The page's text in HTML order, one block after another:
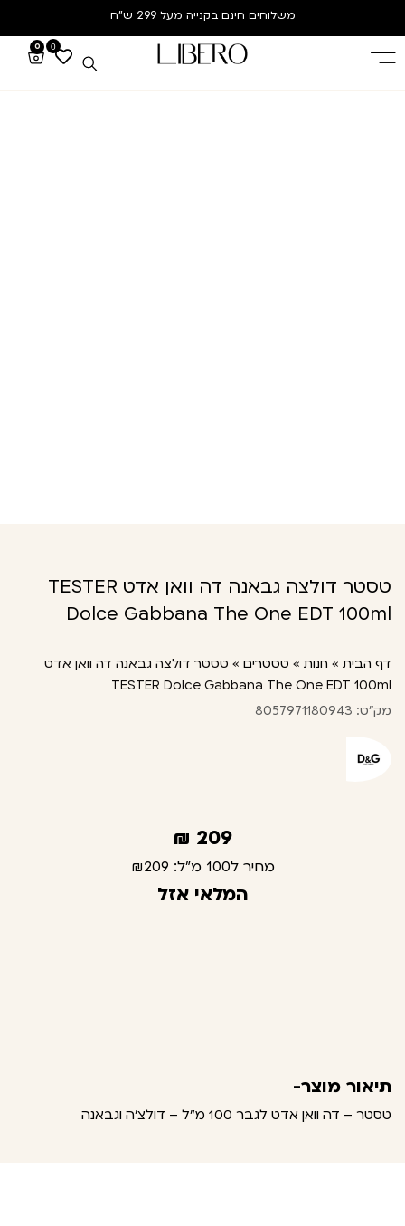
משלוחים חינם בקנייה מעל 299 ש”ח
0
0
טסטר דולצה גבאנה דה וואן אדט TESTER
Dolce Gabbana The One EDT 100ml
דף הבית » חנות » טסטרים » טסטר דולצה גבאנה דה וואן אדט
TESTER Dolce Gabbana The One EDT 100ml
מק"ט: 8057971180943
209
₪
מחיר ל100 מ"ל: ₪209
המלאי אזל
תיאור מוצר-
טסטר – דה וואן אדט לגבר 100 מ"ל – דולצ'ה וגבאנה